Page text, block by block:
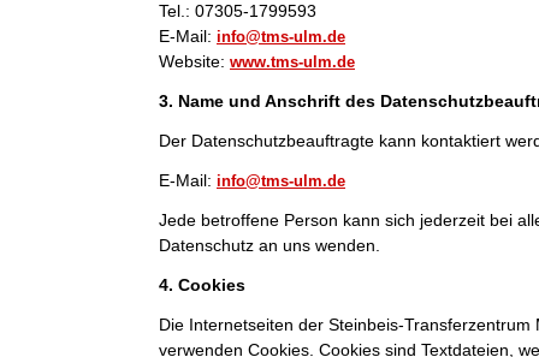
Tel.: 07305-1799593
E-Mail: info@tms-ulm.de
Website: www.tms-ulm.de
3. Name und Anschrift des
Der Datenschutzbeauftragte kann kontaktiert
E-Mail: info@tms-ulm.de
Jede betroffene Person kann sich jederzeit bei
Datenschutz an uns wenden.
4. Cookies
Die Internetseiten der Steinbeis-
verwenden Cookies. Cookies sind Textdateien,